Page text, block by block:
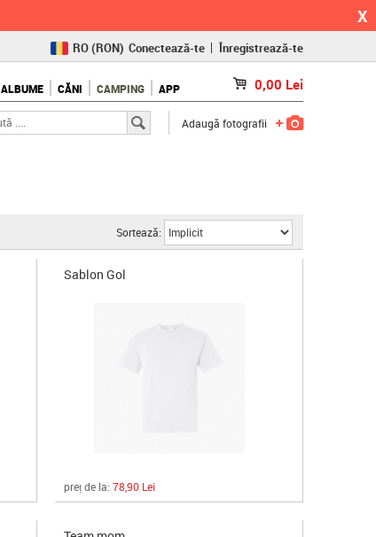
X
(KČ)
SK(€)
RO(RON) Conectează-te Înregistrează-te
ALBUME CĂNI CAMPING APP 0,00 Lei
Adaugă fotografii
Sortează:
Sablon Gol
preț de la: 78,90 Lei